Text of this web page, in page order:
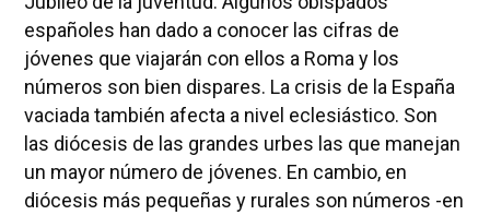
españoles han dado a conocer las cifras de
jóvenes que viajarán con ellos a Roma y los
números son bien dispares. La crisis de la España
vaciada también afecta a nivel eclesiástico. Son
las diócesis de las grandes urbes las que manejan
un mayor número de jóvenes. En cambio, en
diócesis más pequeñas y rurales son números -en